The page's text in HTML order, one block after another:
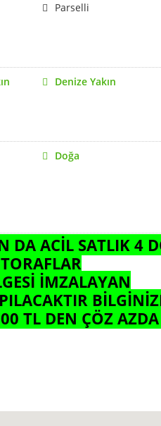
Parselli
Denize Yakın
Doğa
DA ACİL SATLIK 4
İMZALAYAN
TL DEN ÇÖZ